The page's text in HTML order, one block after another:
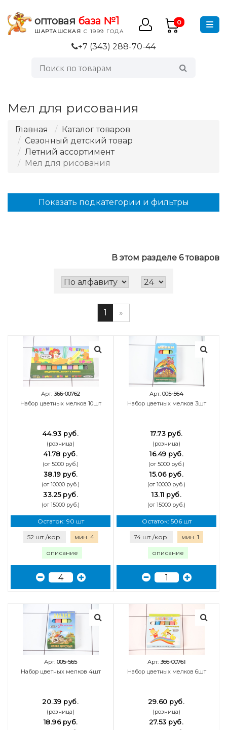
оптовая база №1
ШАРТАШСКАЯ С 1999 ГОДА
0
+7 (343) 288-70-44
Мел для рисования
Главная
Каталог товаров
Сезонный детский товар
Летний ассортимент
Мел для рисования
В этом разделе 6 товаров
1 »
Арт: 366-00762
Набор цветных мелков 10шт
44.93 руб.
(розница)
41.78 руб.
(от 5000 руб.)
38.19 руб.
(от 10000 руб.)
33.25 руб.
(от 15000 руб.)
Остаток: 90 шт
52 шт./кор. мин. 4
описание
Арт: 005-564
Набор цветных мелков 3шт
17.73 руб.
(розница)
16.49 руб.
(от 5000 руб.)
15.06 руб.
(от 10000 руб.)
13.11 руб.
(от 15000 руб.)
Остаток: 506 шт
74 шт./кор. мин. 1
описание
Арт: 005-565
Набор цветных мелков 4шт
20.39 руб.
(розница)
18.96 руб.
Арт: 366-00761
Набор цветных мелков 6шт
29.60 руб.
(розница)
27.53 руб.
Показать подкатегории и фильтры